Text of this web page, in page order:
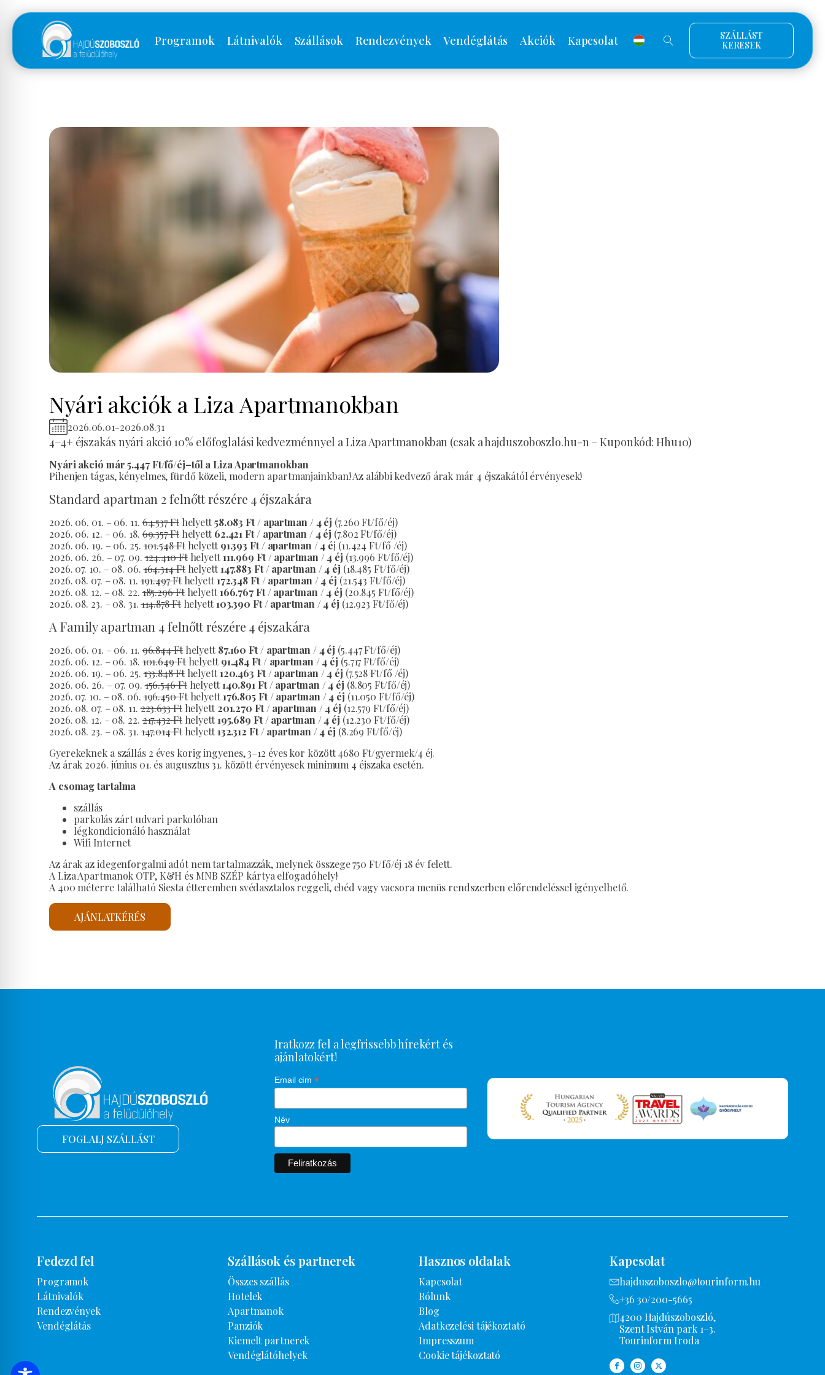
Programok Látnivalók Szállások Rendezvények Vendéglátás Akciók Kapcsolat
SZÁLLÁST
KERESEK
Nyári akciók a Liza Apartmanokban
2026.06.01-2026.08.31
4–4+ éjszakás nyári akció 10% előfoglalási kedvezménnyel a Liza Apartmanokban (csak a hajduszoboszlo.hu-n – Kuponkód: Hhu10)
Nyári akció már 5.447 Ft/fő/éj–től a Liza Apartmanokban
Pihenjen tágas, kényelmes, fürdő közeli, modern apartmanjainkban! Az alábbi kedvező árak már 4 éjszakától érvényesek!
Standard apartman 2 felnőtt részére 4 éjszakára
2026. 06. 01. – 06. 11.64.537 Fthelyett58.083 Ft / apartman / 4 éj (7.260 Ft/fő/éj)
2026. 06. 12. – 06. 18.69.357 Fthelyett 62.421 Ft / apartman / 4 éj (7.802 Ft/fő/éj)
2026. 06. 19. – 06. 25.101.548 Fthelyett 91.393 Ft / apartman / 4 éj (11.424 Ft/fő /éj)
2026. 06. 26. – 07. 09.124.410 Fthelyett111.969 Ft / apartman / 4 éj (13.996 Ft/fő/éj)
2026. 07. 10. – 08. 06.164.314 Fthelyett147.883 Ft / apartman / 4 éj (18.485 Ft/fő/éj)
2026. 08. 07. – 08. 11.191.497 Fthelyett172.348 Ft / apartman / 4 éj (21.543 Ft/fő/éj)
2026. 08. 12. – 08. 22.185.296 Fthelyett166.767 Ft / apartman / 4 éj (20.845 Ft/fő/éj)
2026. 08. 23. – 08. 31.114.878 Fthelyett103.390 Ft / apartman / 4 éj (12.923 Ft/fő/éj)
A Family apartman 4 felnőtt részére 4 éjszakára
2026. 06. 01. – 06. 11.96.844 Fthelyett 87.160 Ft / apartman / 4 éj (5.447 Ft/fő/éj)
2026. 06. 12. – 06. 18.101.649 Fthelyett 91.484 Ft / apartman / 4 éj (5.717 Ft/fő/éj)
2026. 06. 19. – 06. 25.133.848 Fthelyett120.463 Ft / apartman / 4 éj (7.528 Ft/fő /éj)
2026. 06. 26. – 07. 09.156.546 Fthelyett140.891 Ft / apartman / 4 éj (8.805 Ft/fő/éj)
2026. 07. 10. – 08. 06.196.450 Ft helyett176.805 Ft / apartman / 4 éj (11.050 Ft/fő/éj)
2026. 08. 07. – 08. 11.223.633 Fthelyett 201.270 Ft / apartman / 4 éj (12.579 Ft/fő/éj)
2026. 08. 12. – 08. 22.217.432 Fthelyett195.689 Ft / apartman / 4 éj (12.230 Ft/fő/éj)
2026. 08. 23. – 08. 31.147.014 Fthelyett132.312 Ft / apartman / 4 éj (8.269 Ft/fő/éj)
Gyerekeknek a szállás 2 éves korig ingyenes, 3–12 éves kor között 4680 Ft/gyermek/4 éj.
Az árak 2026. június 01. és augusztus 31. között érvényesek minimum 4 éjszaka esetén.
A csomag tartalma
szállás
parkolás zárt udvari parkolóban
légkondicionáló használat
Wifi Internet
Az árak az idegenforgalmi adót nem tartalmazzák, melynek összege 750 Ft/fő/éj 18 év felett.
A Liza Apartmanok OTP, K&H és MNB SZÉP kártya elfogadóhely!
A 400 méterre található Siesta étteremben svédasztalos reggeli, ebéd vagy vacsora menüs rendszerben előrendeléssel igényelhető.
AJÁNLATKÉRÉS
FOGLALJ SZÁLLÁST
Iratkozz fel a legfrissebb hírekért és
ajánlatokért!
Email cím*
Név
Fedezd fel
Programok
Látnivalók
Rendezvények
Vendéglátás
Szállások és partnerek
Összes szállás
Hotelek
Apartmanok
Panziók
Kiemelt partnerek
Vendéglátóhelyek
Hasznos oldalak
Kapcsolat
Rólunk
Blog
Adatkezelési tájékoztató
Impresszum
Cookie tájékoztató
Kapcsolat
hajduszoboszlo@tourinform.hu
+36 30/200-5665
4200 Hajdúszoboszló,
Szent István park 1–3.
Tourinform Iroda